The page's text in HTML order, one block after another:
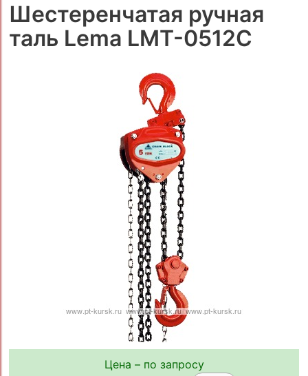
Шестеренчатая ручная
таль Lema LMT-0512C
Цена – по запросу